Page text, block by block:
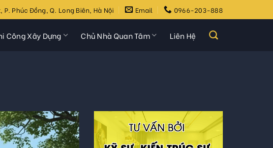
Phúc Đồng, Q. Long Biên, Hà Nội Email 0966-203-888
Công Xây Dựng Chủ Nhà Quan Tâm Liên Hệ